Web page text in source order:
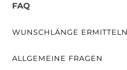
FAQ
WUNSCHLÄNGE ERMITTELN
ALLGEMEINE FRAGEN